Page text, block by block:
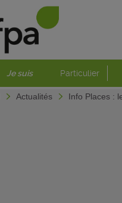
Je suis Particulier
Actualités Info Places :